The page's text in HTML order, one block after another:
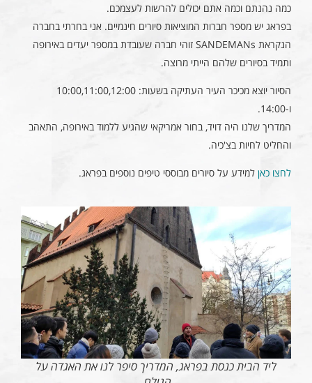
כמה נהנתם וכמה אתם יכולים להרשות לעצמכם.
בפראג יש מספר חברות המוציאות סיורים חינמיים. אני בחרתי בחברה
הנקראת SANDEMANs זוהי חברה שעובדת במספר יעדים באירופה
ותמיד בסיורים שלהם הייתי מרוצה.
הסיור יוצא מכיכר העיר העתיקה בשעות: 10:00,11:00,12:00
ו-14:00.
המדריך שלנו היה דויד, בחור אמריקאי שהגיע ללמוד באירופה, התאהב
והחליט לחיות בצ'כיה.
לחצו כאן למידע על סיורים מבוססי טיפים נוספים בפראג.
ליד הבית כנסת בפראג, המדריך סיפר לנו את האגדה על